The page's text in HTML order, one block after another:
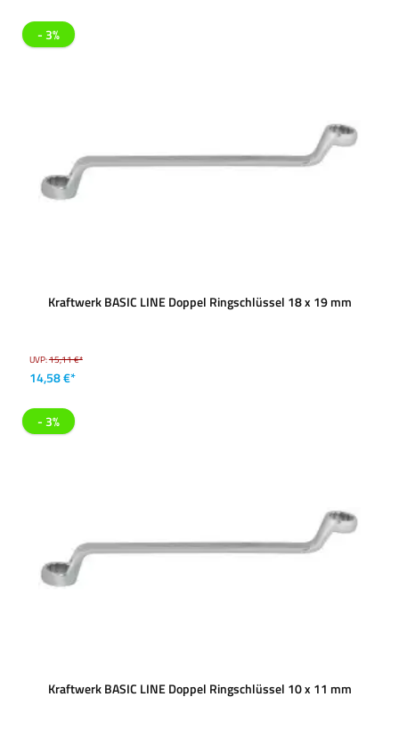
- 3%
Kraftwerk BASIC LINE Doppel Ringschlüssel 18 x 19 mm
UVP:15,11 €*
14,58 €*
- 3%
Kraftwerk BASIC LINE Doppel Ringschlüssel 10 x 11 mm